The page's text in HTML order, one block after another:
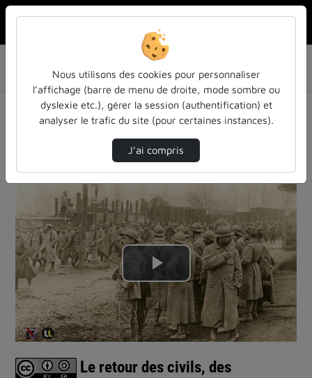
La production audiovisuelle des Usages du Numérique
Le Retour Des Civils, Des Démobilisés Et Des…
La production
audiovisuelle des Usages du Numérique
Description de la chaîne
Lire
la
vidéo
Le retour des civils, des
Nous utilisons des cookies pour personnaliser
l’affichage (barre de menu de droite, mode sombre ou
dyslexie etc.), gérer la session (authentification) et
analyser le trafic du site (pour certaines instances).
J’ai compris